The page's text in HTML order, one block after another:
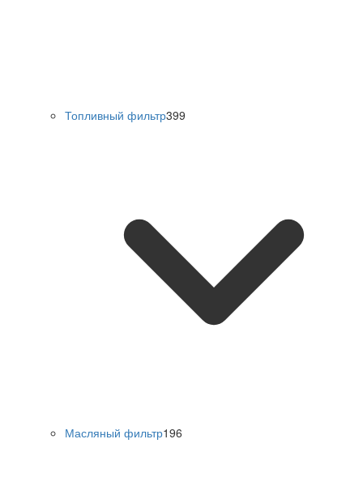
Топливный фильтр399
Масляный фильтр196